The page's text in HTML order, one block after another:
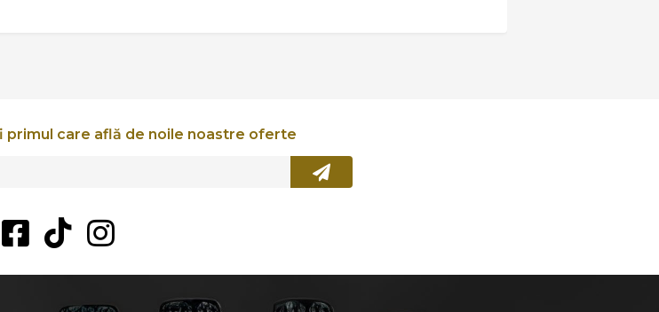
primul care află de noile noastre oferte